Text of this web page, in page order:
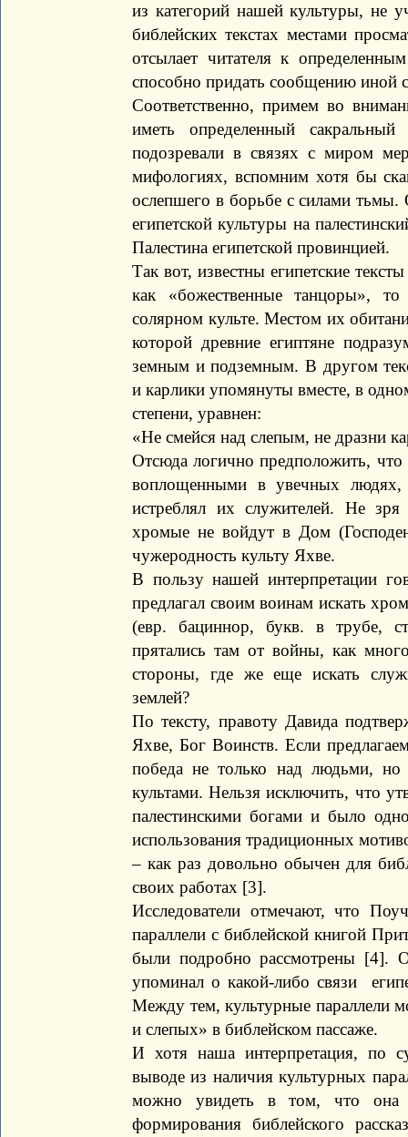
из категорий нашей культуры, не
библейских текстах местами
отсылает читателя к
способно придать сообщению иной
Соответственно, примем во
иметь определенный
подозревали в связях с миром
мифологиях, вспомним хотя бы
ослепшего в борьбе с силами тьмы.
египетской культуры на
Палестина египетской провинцией.
Так вот, известны египетские
как «божественные танцоры»,
солярном культе. Местом их
которой древние египтяне
земным и подземным. В другом
и карлики упомянуты вместе, в
степени, уравнен:
«Не смейся над слепым, не дразни
Отсюда логично предположить,
воплощенными в увечных
истреблял их служителей. Не зря
хромые не войдут в Дом
чужеродность культу Яхве.
В пользу нашей интерпретации
предлагал своим воинам искать
(евр. бациннор, букв. в трубе,
прятались там от войны, как
стороны, где же еще искать
землей?
По тексту, правоту Давида
Яхве, Бог Воинств. Если
победа не только над людьми,
культами. Нельзя исключить, что
палестинскими богами и было
использования традиционных
– как раз довольно обычен для
своих работах [3].
Исследователи отмечают, что
параллели с библейской книгой
были подробно рассмотрены [4].
упоминал о какой-либо связи
Между тем, культурные параллели
и слепых» в библейском пассаже.
И хотя наша интерпретация, по
выводе из наличия культурных
можно увидеть в том, что она
формирования библейского